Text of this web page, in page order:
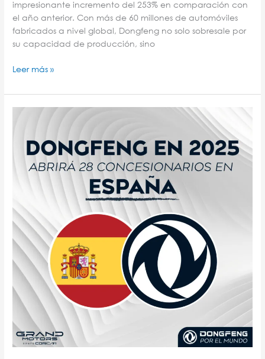
impresionante incremento del 253% en comparación con
el año anterior. Con más de 60 millones de automóviles
fabricados a nivel global, Dongfeng no solo sobresale por
su capacidad de producción, sino
Leer más »
concesionarios
España
2025!